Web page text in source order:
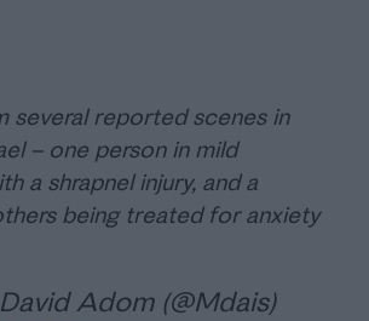
several reported scenes in
– one person in mild
a shrapnel injury, and a
being treated for anxiety
Adom (@Mdais)